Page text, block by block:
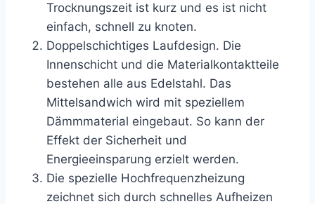
Trocknungszeit ist kurz und es ist nicht
einfach, schnell zu knoten.
Doppelschichtiges Laufdesign. Die
Innenschicht und die Materialkontaktteile
bestehen alle aus Edelstahl. Das
Mittelsandwich wird mit speziellem
Dämmmaterial eingebaut. So kann der
Effekt der Sicherheit und
Energieeinsparung erzielt werden.
Die spezielle Hochfrequenzheizung
zeichnet sich durch schnelles Aufheizen